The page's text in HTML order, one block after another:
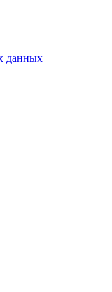
данных